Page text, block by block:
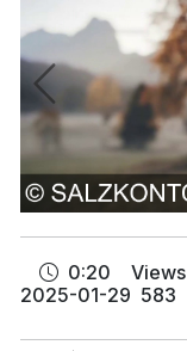
0:20
2025-01-29
Views
583